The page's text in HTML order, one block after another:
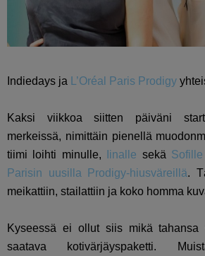
Indiedays ja L’Oréal Paris Prodigy
Kaksi viikkoa siitten päiväni
merkeissä, nimittäin pienellä
tiimi loihti minulle,
Iinalle sekä Sofille
Parisin uusilla Prodigy-hiusväreillä.
meikattiin, stailattiin ja koko homma
Kyseessä ei ollut siis mikä tahansa
saatava kotivärjäyspaketti.